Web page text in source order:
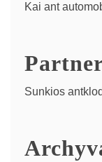
Kai ant
Sunkios